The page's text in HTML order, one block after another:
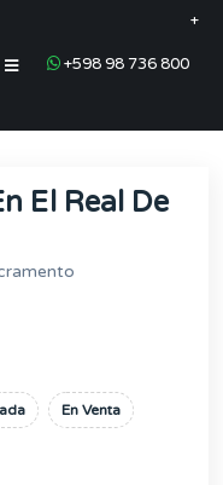
+598 98 736 800
+
El Real De
En Venta